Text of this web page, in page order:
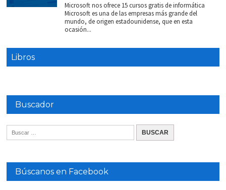
Microsoft nos ofrece 15 cursos gratis de informática
Microsoft es una de las empresas más grande del
mundo, de origen estadounidense, que en esta
ocasión...
Libros
Buscador
Búscanos en Facebook